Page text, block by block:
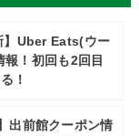
】Uber Eats(ウー
！初回も2回目
！
出前館クーポン情